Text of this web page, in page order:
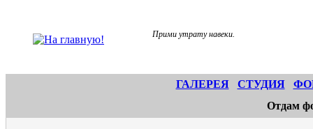
Прими утрату навеки.
ГАЛЕРЕЯ СТУДИЯ
Отдам